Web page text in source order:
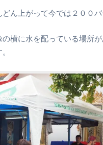
どん上がって今では２００バ
の横に水を配っている場所